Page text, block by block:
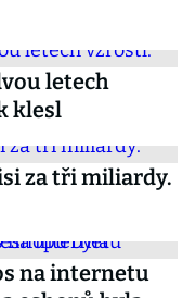
letech
klesl
za tři miliardy.
na internetu